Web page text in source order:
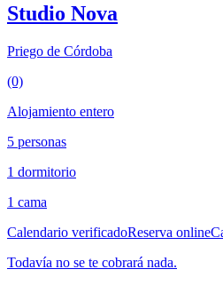
Studio Nova
Priego de Córdoba
(0)
Alojamiento entero
5 personas
1 dormitorio
1 cama
Calendario verificadoReserva online
Todavía no se te cobrará nada.